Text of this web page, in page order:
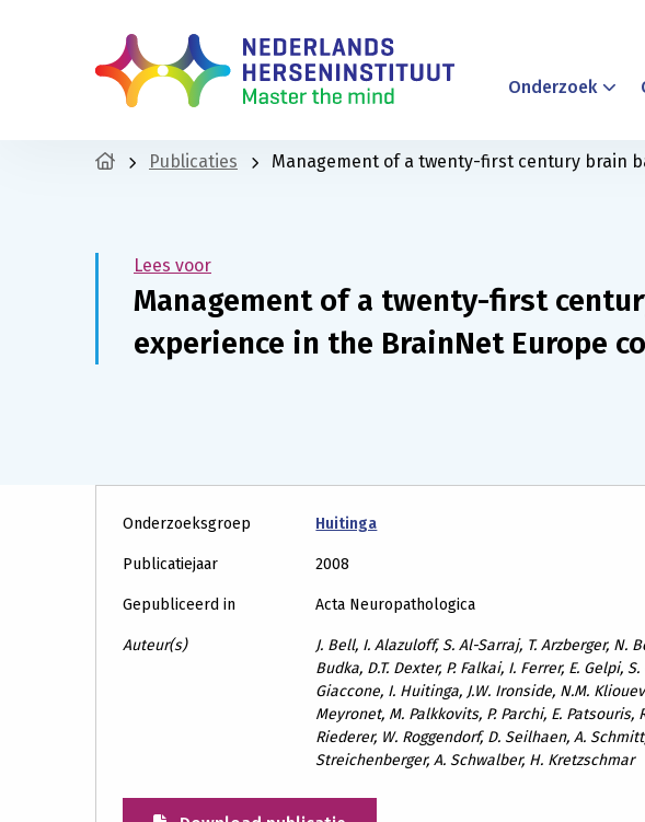
Onderzoek
Publicaties Management of a twenty-first century brain
Lees voor
Management of a twenty-first
experience in the BrainNet Europe
Onderzoeksgroep Huitinga
Publicatiejaar 2008
Gepubliceerd in Acta Neuropathologica
Auteur(s)
J. Bell, I. Alazuloff, S. Al-Sarraj, T. Arzberger, N.
Budka, D.T. Dexter, P. Falkai, I. Ferrer, E. Gelpi,
Giaccone, I. Huitinga, J.W. Ironside, N.M.
Meyronet, M. Palkkovits, P. Parchi, E. Patsouris,
Riederer, W. Roggendorf, D. Seilhaen, A.
Streichenberger, A. Schwalber, H. Kretzschmar